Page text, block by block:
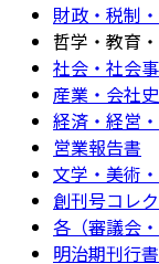
財政・税制
哲学・教育
社会・社会
産業・会社史
経済・経営
営業報告書
文学・美術
創刊号コレ
各（審議会
明治期刊行書